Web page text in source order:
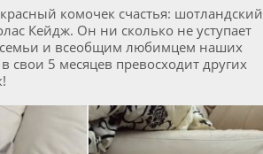
комочек счастья: шотландский
Кейдж. Он ни сколько не уступает
и всеобщим любимцем наших
свои 5 месяцев превосходит других